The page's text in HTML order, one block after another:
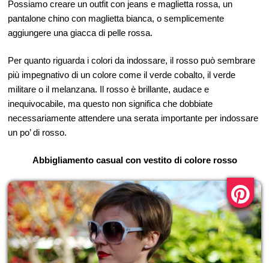
Possiamo creare un outfit con jeans e maglietta rossa, un
pantalone chino con maglietta bianca, o semplicemente
aggiungere una giacca di pelle rossa.
Per quanto riguarda i colori da indossare, il rosso può sembrare
più impegnativo di un colore come il verde cobalto, il verde
militare o il melanzana. Il rosso è brillante, audace e
inequivocabile, ma questo non significa che dobbiate
necessariamente attendere una serata importante per indossare
un po’ di rosso.
Abbigliamento casual con vestito di colore rosso